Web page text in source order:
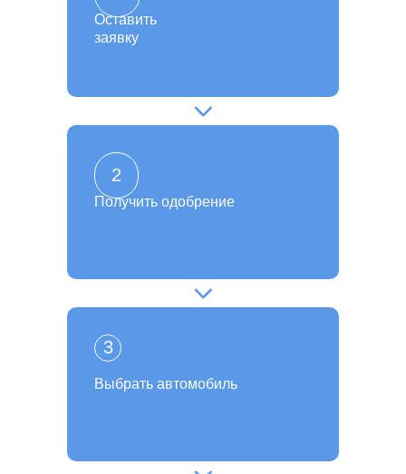
Выбрать автомобиль
3
Получить одобрение
2
Оставить
заявку